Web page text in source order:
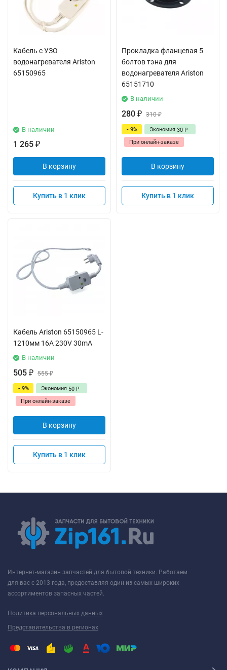
Кабель с УЗО
водонагревателя Ariston
65150965
В наличии
1 265 ₽
В корзину
Купить в 1 клик
Прокладка фланцевая 5
болтов тэна для
водонагревателя Ariston
65151710
В наличии
280 ₽ 310₽
- 9% Экономия 30 ₽
При онлайн-заказе
В корзину
Купить в 1 клик
Кабель Ariston 65150965 L-
1210мм 16A 230V 30mA
В наличии
505 ₽ 555₽
- 9% Экономия 50 ₽
При онлайн-заказе
В корзину
Купить в 1 клик
Интернет-магазин запчастей для бытовой техники. Работаем
для вас с 2013 года, предоставляя один из самых широких
ассортиментов запасных частей.
Политика персональных данных
Представительства в регионах